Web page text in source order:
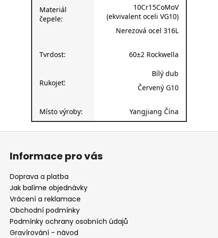
Materiál
čepele:
10Cr15CoMoV
(ekvivalent oceli VG10)
Nerezová ocel 316L
Tvrdost: 60±2 Rockwella
Rukojeť:
Bílý dub
Červený G10
Místo výroby: Yangjiang Čína
Z
Informace pro vás
Doprava a platba
Jak balíme objednávky
Vrácení a reklamace
Obchodní podmínky
Podmínky ochrany osobních údajů
Gravírování - návod